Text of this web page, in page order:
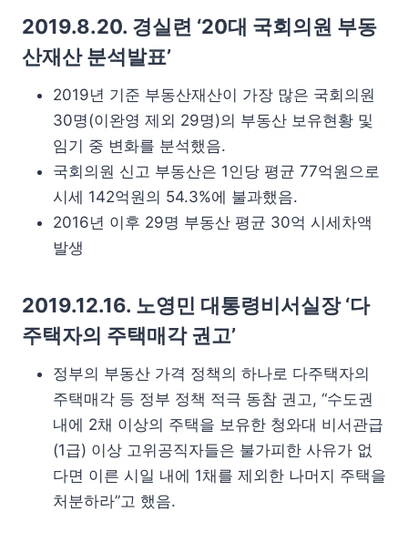
2019.8.20. 경실련 ‘20대 국회의원 부동
산재산 분석발표’
2019년 기준 부동산재산이 가장 많은 국회의원
30명(이완영 제외 29명)의 부동산 보유현황 및
임기 중 변화를 분석했음.
국회의원 신고 부동산은 1인당 평균 77억원으로
시세 142억원의 54.3%에 불과했음.
2016년 이후 29명 부동산 평균 30억 시세차액
발생
2019.12.16. 노영민 대통령비서실장 ‘다
주택자의 주택매각 권고’
정부의 부동산 가격 정책의 하나로 다주택자의
주택매각 등 정부 정책 적극 동참 권고, “수도권
내에 2채 이상의 주택을 보유한 청와대 비서관급
(1급) 이상 고위공직자들은 불가피한 사유가 없
다면 이른 시일 내에 1채를 제외한 나머지 주택을
처분하라”고 했음.